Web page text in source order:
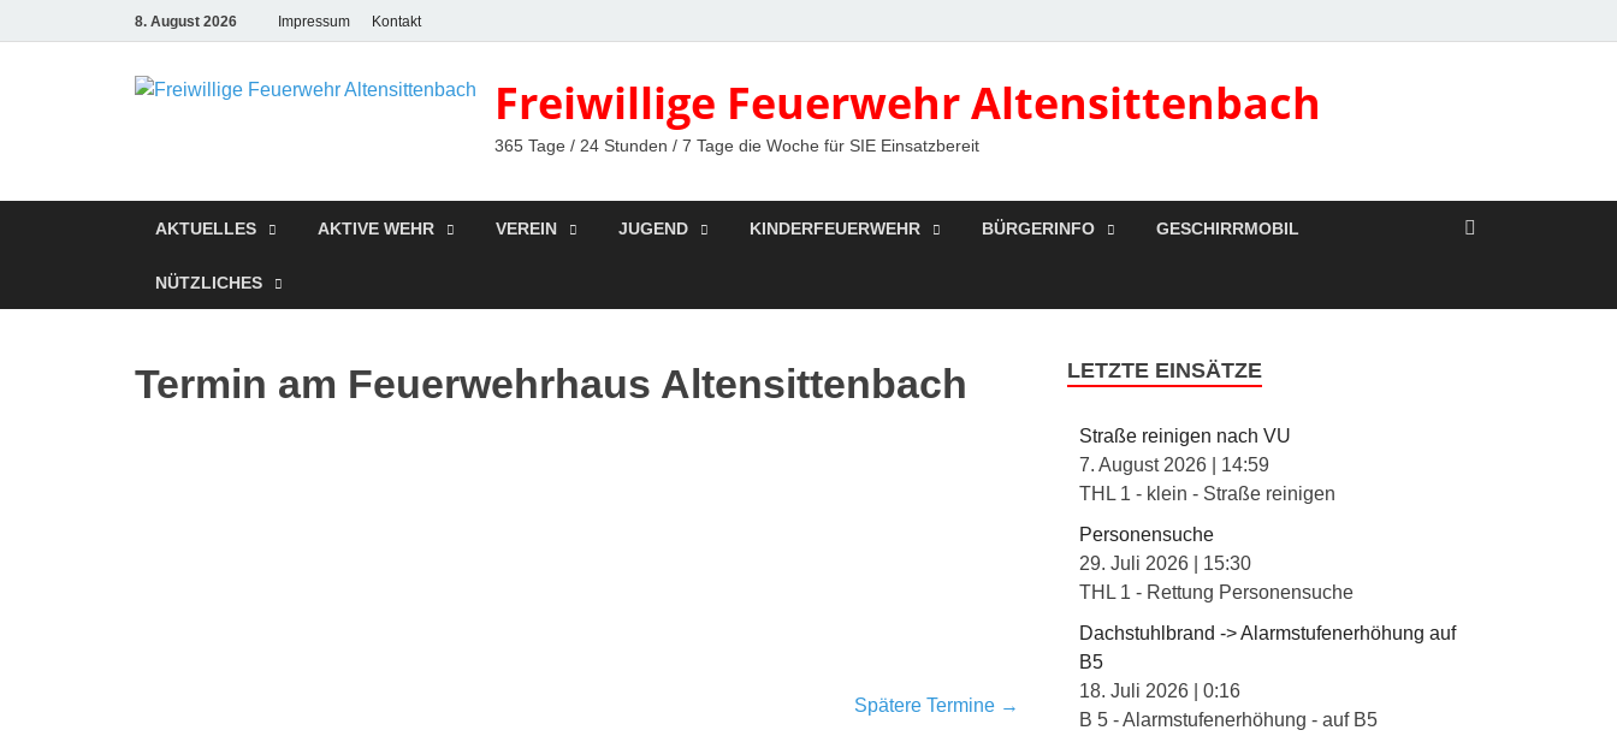
8. August 2026 Impressum Kontakt
Freiwillige Feuerwehr Altensittenbach
365 Tage / 24 Stunden / 7 Tage die Woche für SIE Einsatzbereit
AKTUELLES AKTIVE WEHR VEREIN JUGEND KINDERFEUERWEHR BÜRGERINFO GESCHIRRMOBIL
NÜTZLICHES
Termin am Feuerwehrhaus Altensittenbach
Spätere Termine →
LETZTE EINSÄTZE
Straße reinigen nach VU
7. August 2026
14:59
THL 1 - klein - Straße reinigen
Personensuche
29. Juli 2026
15:30
THL 1 - Rettung Personensuche
Dachstuhlbrand -> Alarmstufenerhöhung auf
B5
18. Juli 2026 |0:16
B 5 - Alarmstufenerhöhung - auf B5